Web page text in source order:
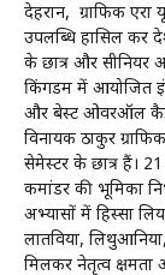
देहरादून, ग्राफिक एरा
उपलब्धि हासिल कर
के छात्र और सीनियर
किंगडम में आयोजित
और बेस्ट ओवरऑल कैडेट
विनायक ठाकुर
सेमेस्टर के छात्र हैं। 21
कमांडर की भूमिका
अभ्यासों में हिस्सा
लातविया,
मिलकर नेतृत्व क्षमता